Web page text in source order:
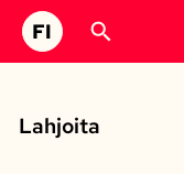
Lahjoita
FI